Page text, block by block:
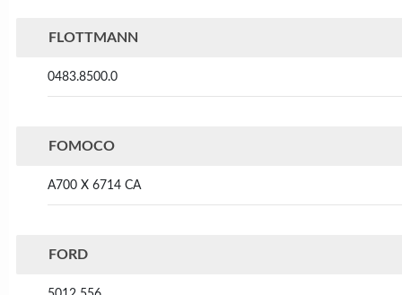
FLOTTMANN
0483.8500.0
FOMOCO
A700 X 6714 CA
FORD